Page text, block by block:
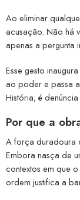
Ao eliminar
acusação. Não há
apenas a pergunta
Esse gesto
ao poder e passa a
História; é
Por que a
A força duradoura
Embora nasça de
contextos em que
ordem justifica a